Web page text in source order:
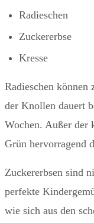
Radieschen
Zuckererbse
Kresse
Radieschen können
der Knollen dauert
Wochen. Außer der
Grün hervorragend
Zuckererbsen sind
perfekte
wie sich aus den